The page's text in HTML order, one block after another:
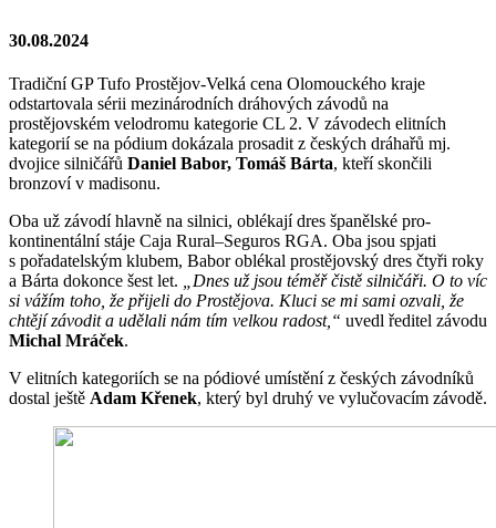
30.08.2024
Tradiční GP Tufo Prostějov-Velká cena Olomouckého kraje
odstartovala sérii mezinárodních dráhových závodů na
prostějovském velodromu kategorie CL 2. V závodech elitních
kategorií se na pódium dokázala prosadit z českých dráhařů mj.
dvojice silničářů Daniel Babor, Tomáš Bárta, kteří skončili
bronzoví v madisonu.
Oba už závodí hlavně na silnici, oblékají dres španělské pro-
kontinentální stáje Caja Rural–Seguros RGA. Oba jsou spjati
s pořadatelským klubem, Babor oblékal prostějovský dres čtyři roky
a Bárta dokonce šest let.
„Dnes už jsou téměř čistě silničáři. O to víc
si vážím toho, že přijeli do Prostějova. Kluci se mi sami ozvali, že
chtějí závodit a udělali nám tím velkou radost,“ uvedl ředitel závodu
Michal Mráček.
V elitních kategoriích se na pódiové umístění z českých závodníků
dostal ještě Adam Křenek, který byl druhý ve vylučovacím závodě.